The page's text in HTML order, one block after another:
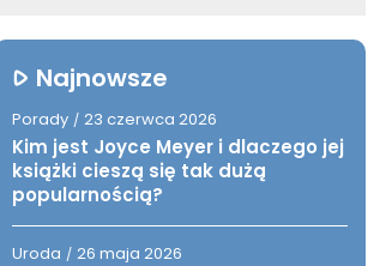
Najnowsze
Porady / 23 czerwca 2026
Kim jest Joyce Meyer i dlaczego jej
książki cieszą się tak dużą
popularnością?
Uroda / 26 maja 2026